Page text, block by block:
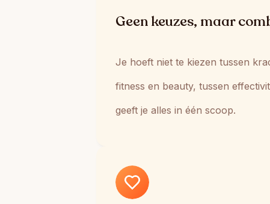
Geen keuzes, maar
Je hoeft niet te kiezen tussen
fitness en beauty, tussen
geeft je alles in één scoop.